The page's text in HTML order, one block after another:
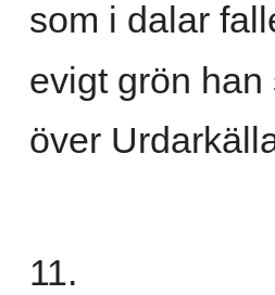
som i dalar
evigt grön han
över
11.